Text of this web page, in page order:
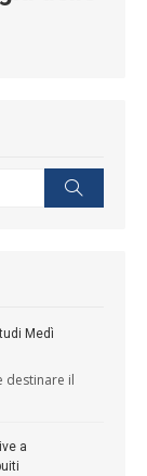
Medì
destinare il
a